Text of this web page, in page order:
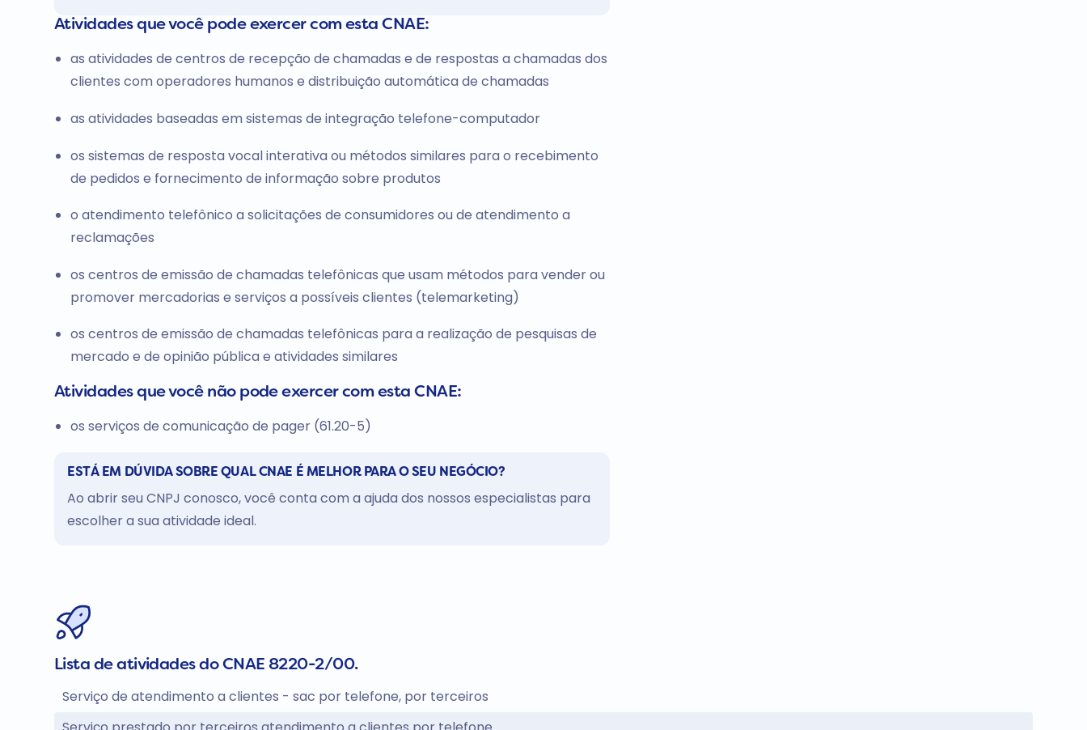
Atividades que você pode exercer com esta CNAE:
as atividades de centros de recepção de chamadas e de respostas a chamadas dos
clientes com operadores humanos e distribuição automática de chamadas
as atividades baseadas em sistemas de integração telefone-computador
os sistemas de resposta vocal interativa ou métodos similares para o recebimento
de pedidos e fornecimento de informação sobre produtos
o atendimento telefônico a solicitações de consumidores ou de atendimento a
reclamações
os centros de emissão de chamadas telefônicas que usam métodos para vender ou
promover mercadorias e serviços a possíveis clientes (telemarketing)
os centros de emissão de chamadas telefônicas para a realização de pesquisas de
mercado e de opinião pública e atividades similares
Atividades que você não pode exercer com esta CNAE:
os serviços de comunicação de pager (61.20-5)
ESTÁ EM DÚVIDA SOBRE QUAL CNAE É MELHOR PARA O SEU NEGÓCIO?
Ao abrir seu CNPJ conosco, você conta com a ajuda dos nossos especialistas para
escolher a sua atividade ideal.
Lista de atividades do CNAE 8220-2/00.
Serviço de atendimento a clientes - sac por telefone, por terceiros